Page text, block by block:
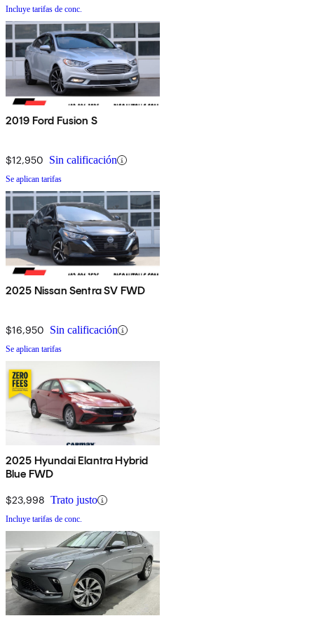
Incluye tarifas de conc.
2019 Ford Fusion S
$12,950 Sin calificación
Se aplican tarifas
2025 Nissan Sentra SV FWD
$16,950 Sin calificación
Se aplican tarifas
2025 Hyundai Elantra Hybrid
Blue FWD
$23,998 Trato justo
Incluye tarifas de conc.